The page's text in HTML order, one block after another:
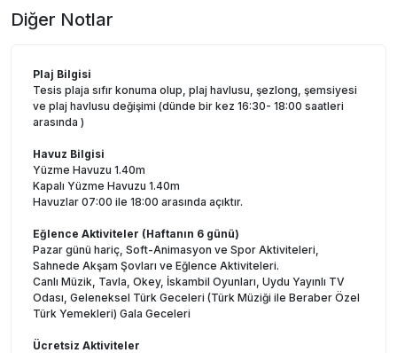
Diğer Notlar
Plaj Bilgisi
Tesis plaja sıfır konuma olup, plaj havlusu, şezlong, şemsiyesi
ve plaj havlusu değişimi (dünde bir kez 16:30- 18:00 saatleri
arasında )
Havuz Bilgisi
Yüzme Havuzu 1.40m
Kapalı Yüzme Havuzu 1.40m
Havuzlar 07:00 ile 18:00 arasında açıktır.
Eğlence Aktiviteler (Haftanın 6 günü)
Pazar günü hariç, Soft-Animasyon ve Spor Aktiviteleri,
Sahnede Akşam Şovları ve Eğlence Aktiviteleri.
Canlı Müzik, Tavla, Okey, İskambil Oyunları, Uydu Yayınlı TV
Odası, Geleneksel Türk Geceleri (Türk Müziği ile Beraber Özel
Türk Yemekleri) Gala Geceleri
Ücretsiz Aktiviteler